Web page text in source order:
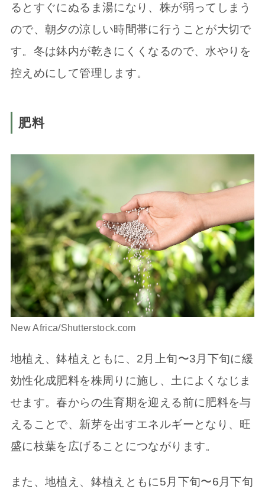
るとすぐにぬるま湯になり、株が弱ってしまう
ので、朝夕の涼しい時間帯に行うことが大切で
す。冬は鉢内が乾きにくくなるので、水やりを
控えめにして管理します。
肥料
New Africa/Shutterstock.com
地植え、鉢植えともに、2月上旬〜3月下旬に緩
効性化成肥料を株周りに施し、土によくなじま
せます。春からの生育期を迎える前に肥料を与
えることで、新芽を出すエネルギーとなり、旺
盛に枝葉を広げることにつながります。
また、地植え、鉢植えともに5月下旬〜6月下旬